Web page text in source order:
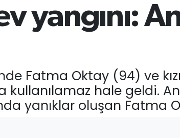
yangını:
Fatma Oktay (94) ve
hale geldi.
yanıklar oluşan Fatma